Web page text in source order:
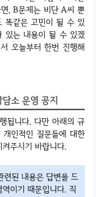
, B문제는 비단 A씨 뿐
똑같은 고민이 될 수 있
있는 내용이 될 수 있겠
오늘부터 한번 진행해
소 운영 공지
인적인 질문들에 대한
주시기 바랍니다.
된 내용은 답변을 드
이기 때문입니다. 직